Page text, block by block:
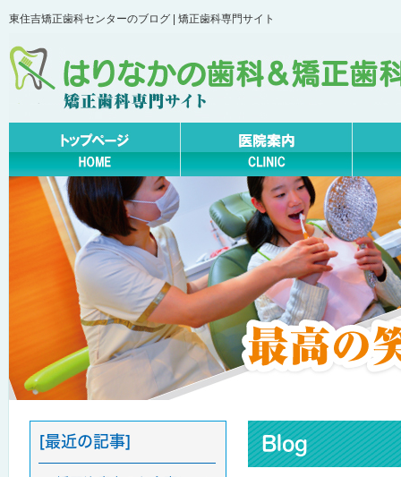
東住吉矯正歯科センターのブログ | 矯正歯科専門サイト
Blog
[最近の記事]